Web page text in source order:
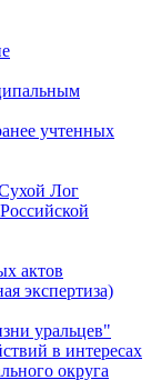
учтенных
Лог
актов
экспертиза)
уральцев"
в интересах
округа